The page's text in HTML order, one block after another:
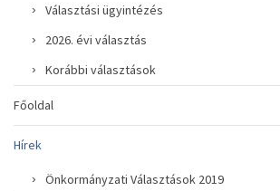
Választási ügyintézés
2026. évi választás
Korábbi választások
Főoldal
Hírek
Önkormányzati Választások 2019